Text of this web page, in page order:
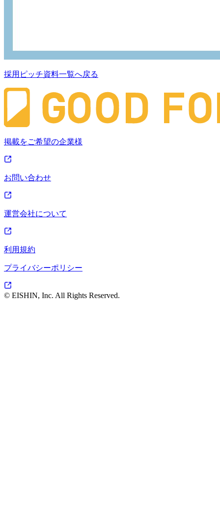
採用ピッチ資料一覧へ戻る
掲載をご希望の企業様
お問い合わせ
運営会社について
利用規約
プライバシーポリシー
© EISHIN, Inc. All Rights Reserved.